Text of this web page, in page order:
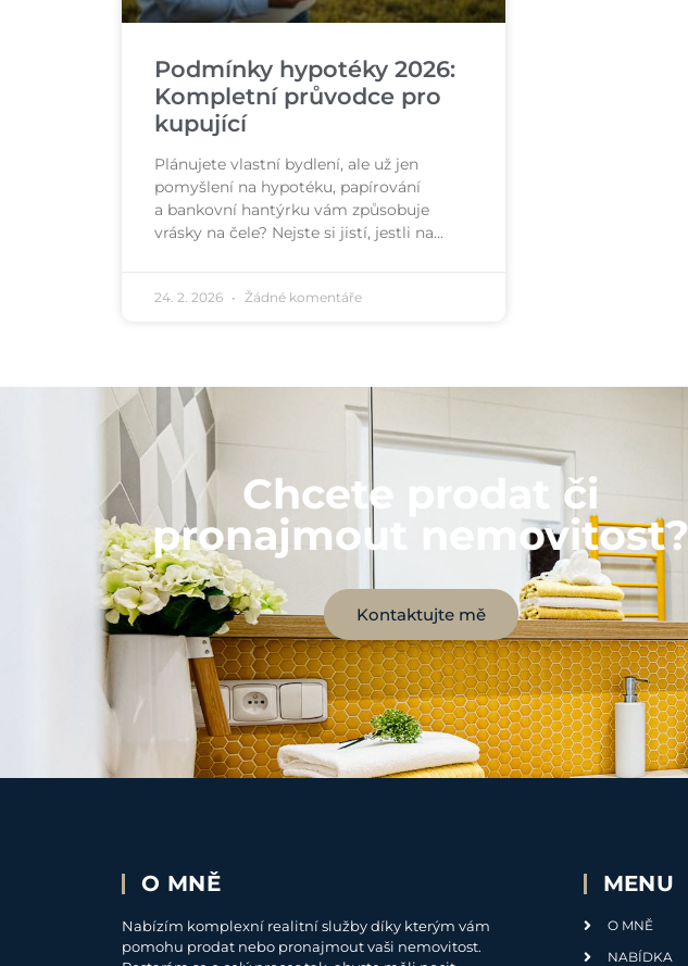
Podmínky hypotéky 2026:
Kompletní průvodce pro
kupující
Plánujete vlastní bydlení, ale už jen
pomyšlení na hypotéku, papírování
a bankovní hantýrku vám způsobuje
vrásky na čele? Nejste si jistí, jestli na…
24. 2. 2026 Žádné komentáře
Chcete prodat či
pronajmout nemovitost?
Kontaktujte mě
O MNĚ
Nabízím komplexní realitní služby díky kterým vám
pomohu prodat nebo pronajmout vaši nemovitost.
MENU
O MNĚ
NABÍDKA